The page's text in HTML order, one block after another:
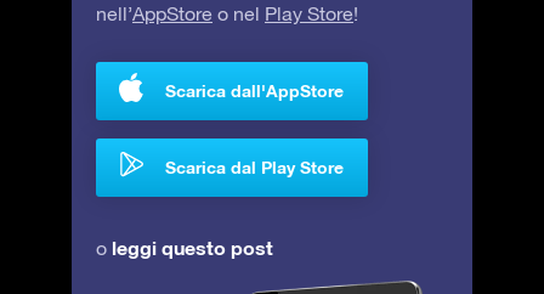
nell’AppStore o nel Play Store!
Scarica dall'AppStore
Scarica dal Play Store
o leggi questo post